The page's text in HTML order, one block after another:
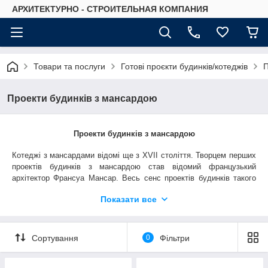
АРХИТЕКТУРНО - СТРОИТЕЛЬНАЯ КОМПАНИЯ
Товари та послуги Готові проєкти будинків/котеджів
Проекти будинків з мансардою
Проекти будинків з мансардою
Котеджі з мансардами відомі ще зXVII століття. Творцем перших
проектів будинків з мансардою став відомий французький
архітектор Франсуа Мансар. Весь сенс проектів будинків такого
проекти будинків з мансардою
оптимальними.Будинок з мансардою
по функціональності - це
відмінний компроміс міжодноповерховим будинкомі проектом
Показати все
Сортування 0 Фільтри